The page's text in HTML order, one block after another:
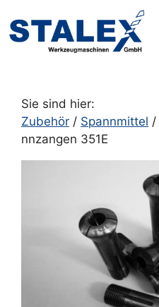
Inhalt
springen
Sie sind hier:
Zubehör / Spannmittel /
nnzangen 351E